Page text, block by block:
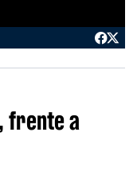
frente a